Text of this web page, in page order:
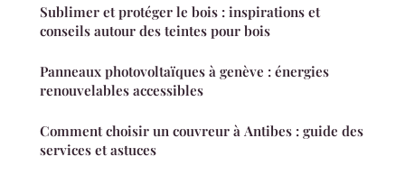
Sublimer et protéger le bois : inspirations et
conseils autour des teintes pour bois
Panneaux photovoltaïques à genève : énergies
renouvelables accessibles
Comment choisir un couvreur à Antibes : guide des
services et astuces